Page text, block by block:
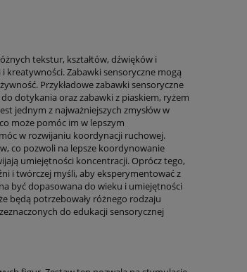
tekstur, kształtów, dźwięków i
kreatywności. Zabawki sensoryczne mogą
Przykładowe zabawki sensoryczne
dotykania oraz zabawki z piaskiem, ryżem
jednym z najważniejszych zmysłów w
może pomóc im w lepszym
w rozwijaniu koordynacji ruchowej.
co pozwoli na lepsze koordynowanie
umiejętności koncentracji. Oprócz tego,
i twórczej myśli, aby eksperymentować z
być dopasowana do wieku i umiejętności
będą potrzebowały różnego rodzaju
do edukacji sensorycznej